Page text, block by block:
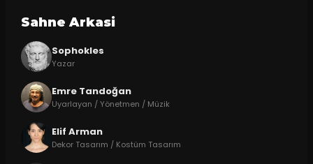
Sahne Arkasi
Sophokles
Yazar
Emre Tandoğan
Uyarlayan / Yönetmen / Müzik
Elif Arman
Dekor Tasarım / Kostüm Tasarım